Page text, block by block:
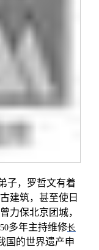
子，罗哲文有着
建筑，甚至使日
力保北京团城，
50多年主持维修长
国的世界遗产申